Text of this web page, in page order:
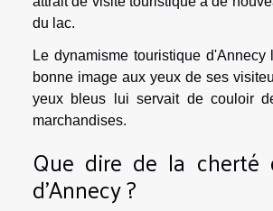
du lac.
Le dynamisme touristique d'Annecy
bonne image aux yeux de ses
yeux bleus lui servait de couloir
marchandises.
Que dire de la cherté
d'Annecy ?